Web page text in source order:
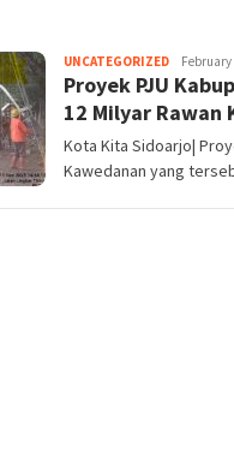
UNCATEGORIZED Redaksi
February
Proyek PJU
12 Milyar Rawan
Kota Kita Sidoarjo|
Kawedanan yang